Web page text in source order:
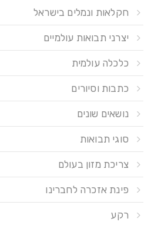
חקלאות ונמלים בישראל
יצרני תבואות עולמיים
כלכלה עולמית
כתבות וסיורים
נושאים שונים
סוגי תבואות
צריכת מזון בעולם
פינת אזכרה לחברינו
רקע